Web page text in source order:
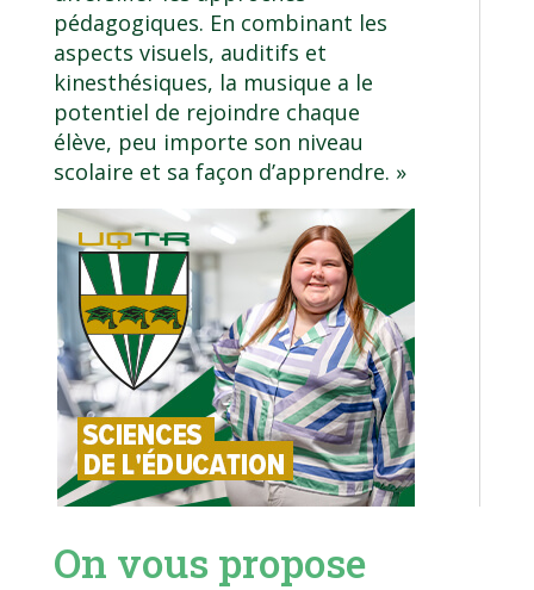
pédagogiques. En combinant les
aspects visuels, auditifs et
kinesthésiques, la musique a le
potentiel de rejoindre chaque
élève, peu importe son niveau
scolaire et sa façon d’apprendre. »
On vous propose